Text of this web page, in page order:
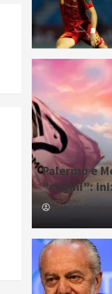
Palermo e
“cugini”:
Gabriele Cavallaro